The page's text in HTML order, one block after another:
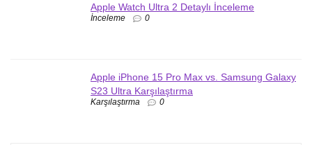
Apple Watch Ultra 2 Detaylı İnceleme
İnceleme 0
Apple iPhone 15 Pro Max vs. Samsung Galaxy
S23 Ultra Karşılaştırma
Karşılaştırma 0